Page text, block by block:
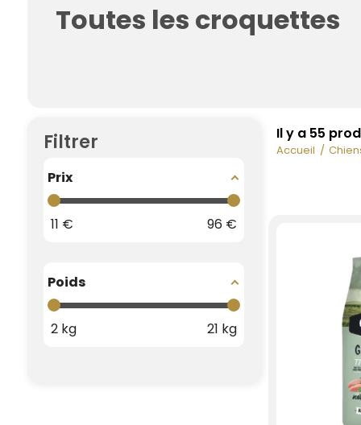
Toutes les croquettes
Filtrer
Prix
11 € 96 €
Poids
2 kg 21 kg
Il y a 55
Accueil